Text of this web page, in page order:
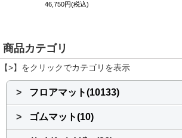
46,750円(税込)
商品カテゴリ
【>】をクリックでカテゴリを表示
> フロアマット(10133)
> ゴムマット(10)